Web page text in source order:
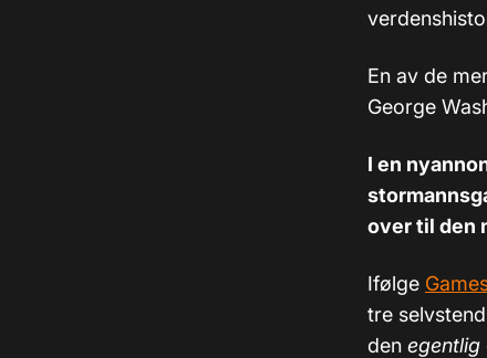
En av de
George
I en
over til den
Ifølge
tre
den egentlig